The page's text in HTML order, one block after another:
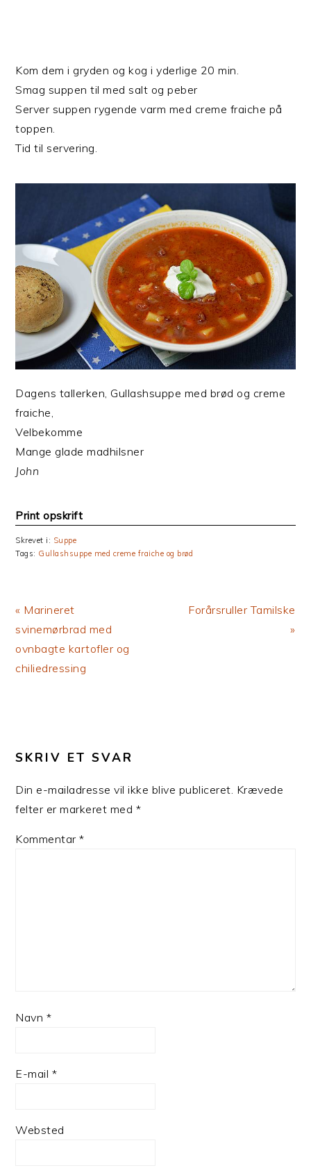
Kom dem i gryden og kog i yderlige 20 min.
Smag suppen til med salt og peber
Server suppen rygende varm med creme fraiche på
toppen.
Tid til servering.
Dagens tallerken, Gullashsuppe med brød og creme
fraiche,
Velbekomme
Mange glade madhilsner
John
Print opskrift
Skrevet i: Suppe
Tags: Gullashsuppe med creme fraiche og brød
Previous
Post:
« Marineret
svinemørbrad med
ovnbagte kartofler og
chiliedressing
Next
Forårsruller Tamilske
»
SKRIV ET SVAR
Din e-mailadresse vil ikke blive publiceret. Krævede
felter er markeret med *
Kommentar*
Navn *
E-mail *
Websted